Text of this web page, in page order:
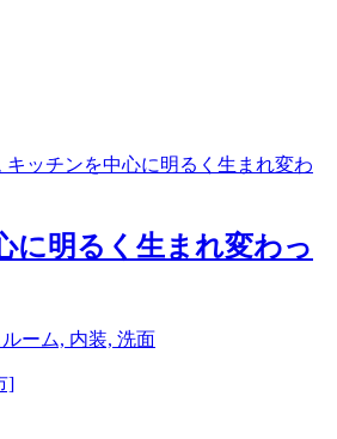
に明るく生まれ変わっ
ーム, 内装, 洗面
]